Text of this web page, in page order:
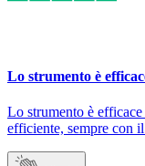
Lo strumento è
Lo strumento è
efficiente, sempre con